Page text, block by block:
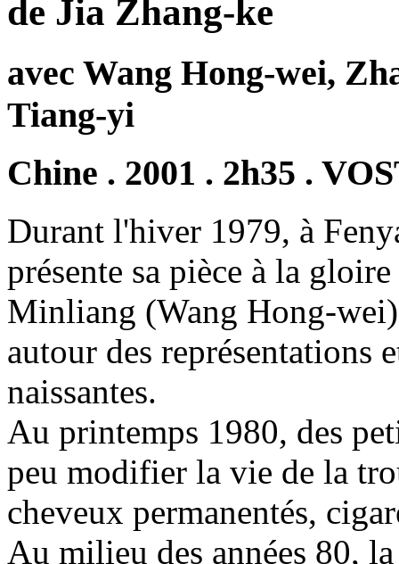
de Jia Zhang-ke
avec Wang Hong-wei,
Tiang-yi
Chine . 2001 . 2h35 .
Durant l'hiver 1979, à
présente sa pièce à la
Minliang (Wang Hong-wei)
autour des représentations
naissantes.
Au printemps 1980, des
peu modifier la vie de la
cheveux permanentés,
Au milieu des années 80,